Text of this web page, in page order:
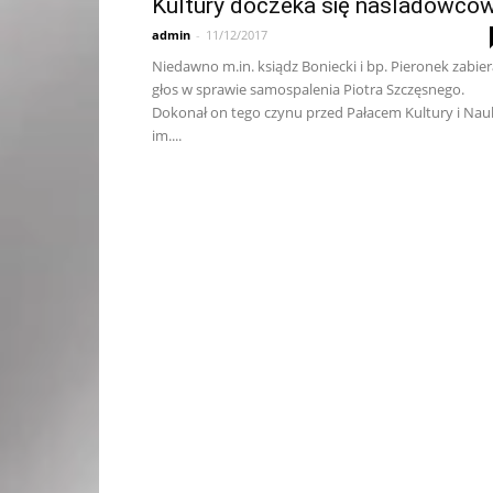
Kultury doczeka się
admin - 11/12/2017
Niedawno m.in. ksiądz Boniecki i bp. Pieronek
głos w sprawie samospalenia Piotra Szczęsnego.
Dokonał on tego czynu przed Pałacem Kultury i
im....